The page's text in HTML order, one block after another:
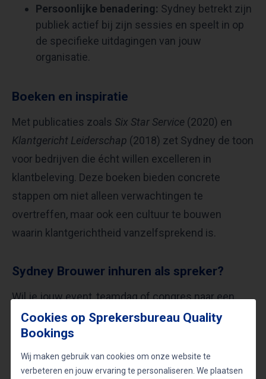
Persoonlijke benadering: Sydney betrekt zijn
publiek actief bij zijn sessies en speelt in op
de specifieke uitdagingen van jouw
organisatie.
Boeken en inspiratie
Met publicaties zoals Six Star Service (2020) en
Klantgericht Leiderschap (2018) zet Sydney de toon
voor bedrijven die écht willen excelleren in
klantbeleving. Deze boeken bieden concrete
stappen om niet alleen verwachtingen te
overtreffen, maar ook een cultuur te bouwen
waarin klantgerichtheid vanzelfsprekend is.
Sydney Brouwer inhuren als spreker?
Wil je jouw event, teamdag of congres naar een
hoger niveau tillen? Sydney Brouwer boeken
betekent kiezen voor een keynote die inspireert,
activeert en impact maakt. Of het nu gaat om een
zaal vol ondernemers, managers of publieke
Cookies op Sprekersbureau Quality
Bookings
Wij maken gebruik van cookies om onze website te
verbeteren en jouw ervaring te personaliseren. We plaatsen